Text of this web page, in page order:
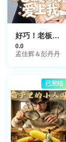
好巧！老板刚好爱上我
0.0
孟佳辉＆彭丹丹
已完结